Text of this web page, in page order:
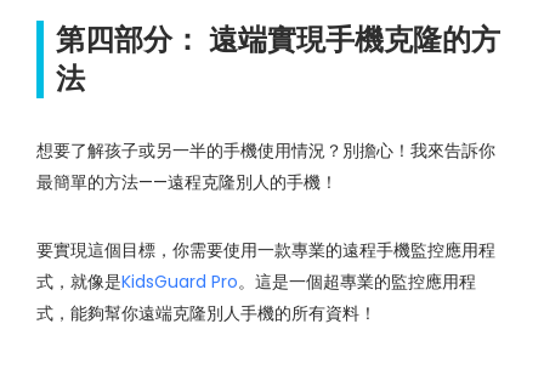
第四部分： 遠端實現手機克隆的方
法
想要了解孩子或另一半的手機使用情況？別擔心！我來告訴你
最簡單的方法——遠程克隆別人的手機！
要實現這個目標，你需要使用一款專業的遠程手機監控應用程
式，就像是KidsGuard Pro。這是一個超專業的監控應用程
式，能夠幫你遠端克隆別人手機的所有資料！